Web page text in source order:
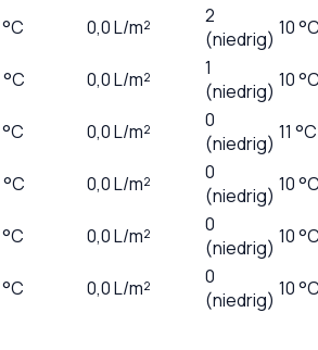
°C 0,0L/m²
2
(niedrig) 10
°C 0,0L/m²
1
(niedrig) 10
°C 0,0L/m²
0
(niedrig) 11 °C
°C 0,0L/m²
0
(niedrig) 10
°C 0,0L/m²
0
(niedrig) 10
°C 0,0L/m²
0
(niedrig) 10